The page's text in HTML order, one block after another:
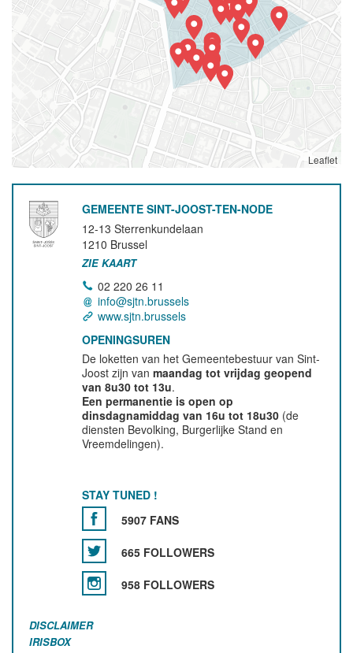
Leaflet
GEMEENTE SINT-JOOST-TEN-NODE
12-13 Sterrenkundelaan
1210 Brussel
ZIE KAART
02 220 26 11
info@sjtn.brussels
www.sjtn.brussels
OPENINGSUREN
De loketten van het Gemeentebestuur van Sint-
Joost zijn vanmaandag tot vrijdag geopend
van 8u30 tot 13u.
Een permanentie is open op
dinsdagnamiddag van 16u tot 18u30 (de
diensten Bevolking, Burgerlijke Stand en
Vreemdelingen).
STAY TUNED !
5907 FANS
665 FOLLOWERS
958 FOLLOWERS
DISCLAIMER
IRISBOX